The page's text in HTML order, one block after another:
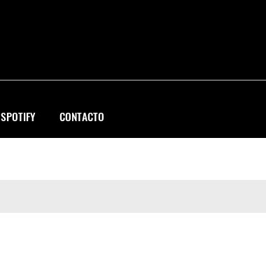
SPOTIFY CONTACTO